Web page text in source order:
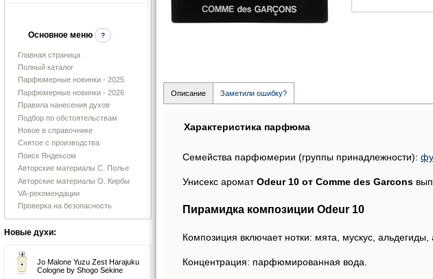
Основное меню ?
Главная страница
Полный каталог
Парфюмерные новинки - 2025
Парфюмерные новинки - 2026
Правила нанесения духов
Подбор по обстоятельствам
Новое в справочнике
Снятое с производства
Поиск Яндексом
Авторские материалы С. Полье
Авторские материалы О. Кирбы
VA-рекомендации
Проверка на безопасность
Новые духи:
Jo Malone Yuzu Zest Harajuku
Cologne by Shogo Sekine
Описание Заметили ошибку?
Характеристика парфюма
Семейства парфюмерии (группы принадлежности):
Унисекс ароматOdeur 10 от Comme des Garcons
Пирамидка композиции Odeur 10
Композиция включает нотки: мята, мускус, альдегиды,
Концентрация: парфюмированная вода.